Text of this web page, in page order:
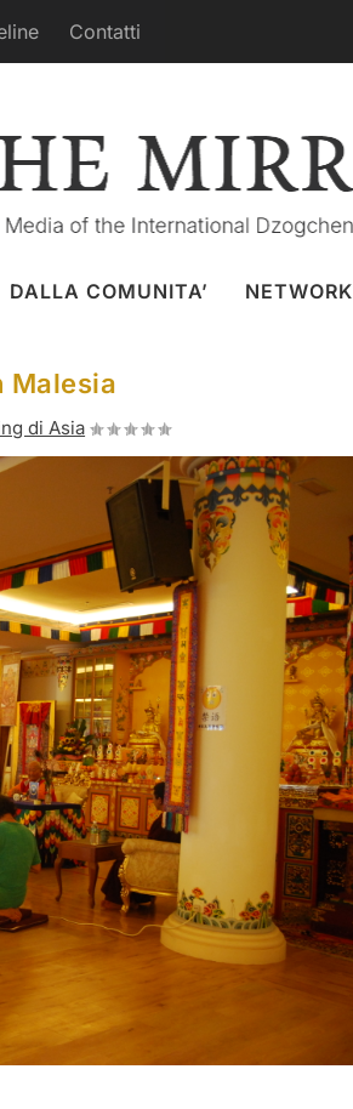
Contatti
DALLA COMUNITA’ NETWORK
Malesia
di Asia